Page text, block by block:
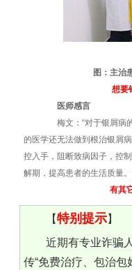
图：主治
想要
医师感言
梅文：“对于银屑病的
的医学还无法做到根治银屑
控入手，阻断致病因子，控
解期，提高患者的生活质量。
有其
【特别提示】
近期有专业诈骗
传“免费治疗、包治包